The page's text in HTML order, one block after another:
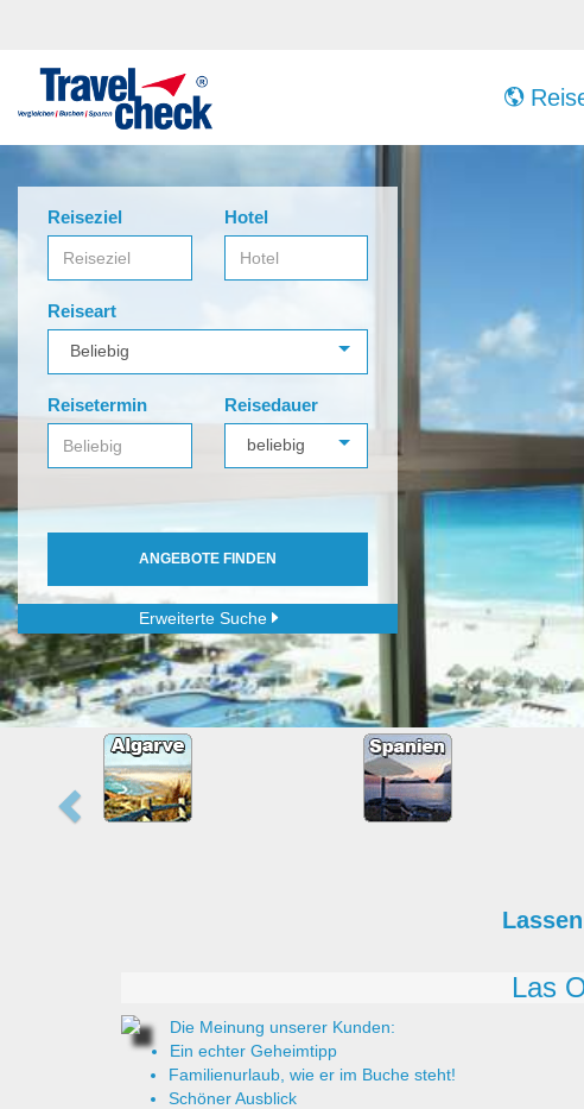
Reiseziel Hotel
Reiseart
Reisetermin Reisedauer
ANGEBOTE FINDEN
Erweiterte Suche
Las
Die Meinung unserer Kunden:
Ein echter Geheimtipp
Familienurlaub, wie er im Buche steht!
Schöner Ausblick